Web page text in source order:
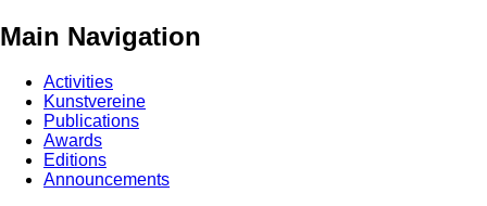
Main Navigation
Activities
Kunstvereine
Publications
Awards
Editions
Announcements